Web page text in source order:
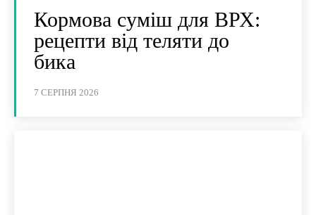
Кормова суміш для ВРХ:
рецепти від теляти до
бика
7 СЕРПНЯ 2026